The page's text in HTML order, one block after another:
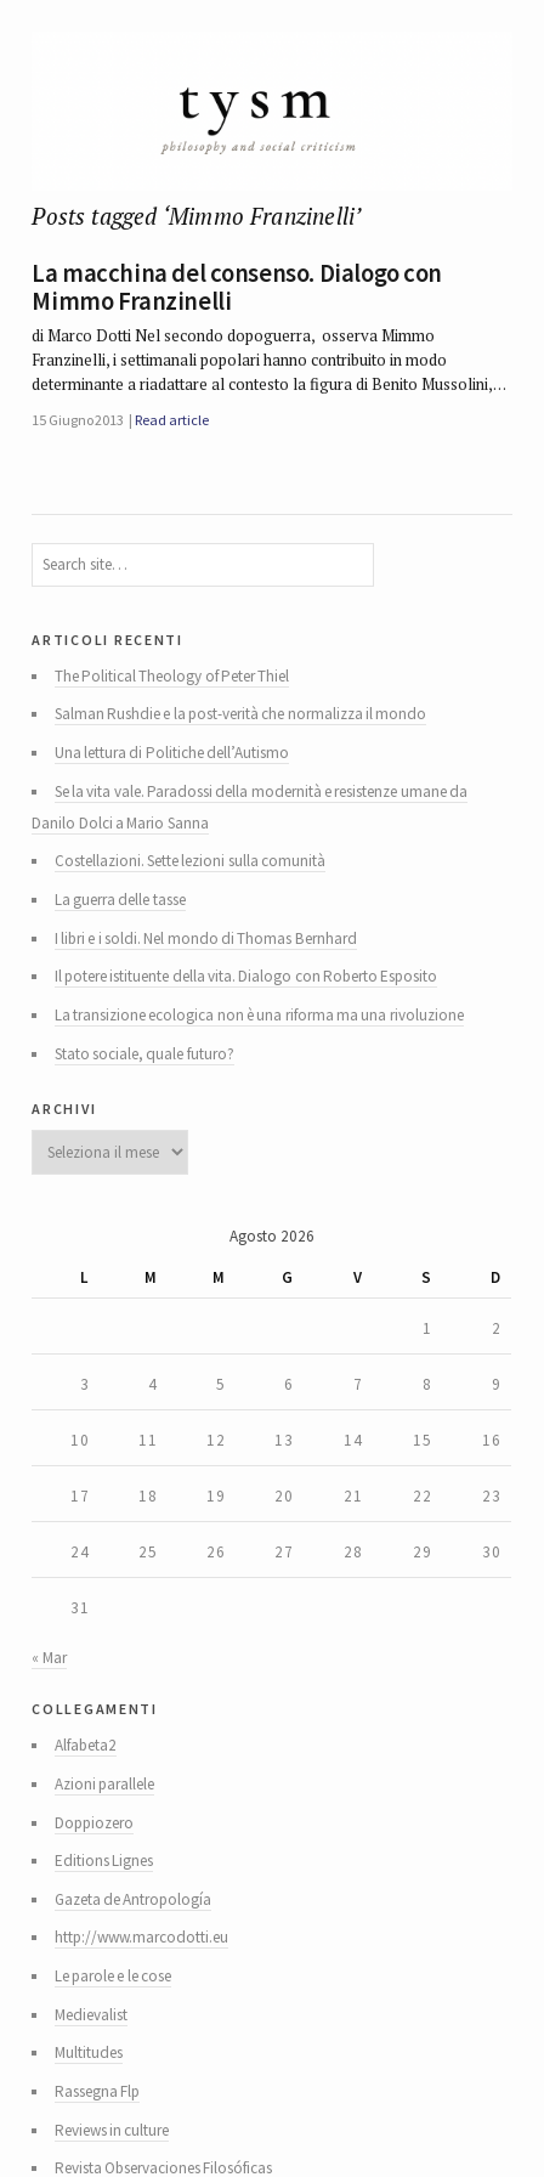
Posts tagged ‘Mimmo Franzinelli’
La macchina del consenso. Dialogo con
Mimmo Franzinelli
di Marco Dotti Nel secondo dopoguerra, osserva Mimmo
Franzinelli, i settimanali popolari hanno contribuito in modo
determinante a riadattare al contesto la figura di Benito Mussolini,…
15 Giugno 2013 Read article
articoli recenti
The Political Theology of Peter Thiel
Salman Rushdie e la post-verità che normalizza il mondo
Una lettura di Politiche dell’Autismo
Se la vita vale. Paradossi della modernità e resistenze umane da
Danilo Dolci a Mario Sanna
Costellazioni. Sette lezioni sulla comunità
La guerra delle tasse
I libri e i soldi. Nel mondo di Thomas Bernhard
Il potere istituente della vita. Dialogo con Roberto Esposito
La transizione ecologica non è una riforma ma una rivoluzione
Stato sociale, quale futuro?
archivi
Archivi
Agosto 2026
L
M M G V S D
1 2
3 4 5 6 7 8 9
10 11 12 13 14 15 16
17 18 19 20 21 22 23
24 25 26 27 28 29 30
31
« Mar
collegamenti
Alfabeta2
Azioni parallele
Doppiozero
Editions Lignes
Gazeta de Antropología
http://www.marcodotti.eu
Le parole e le cose
Medievalist
Multitudes
Rassegna Flp
Reviews in culture
Revista Observaciones Filosóficas